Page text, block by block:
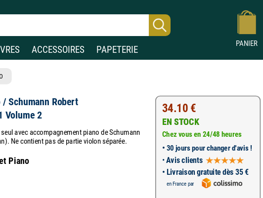
ACCESSOIRES PAPETERIE
PANIER
Schumann Robert
Volume 2
avec accompagnement piano de Schumann
Ne contient pas de partie violon séparée.
Piano
34.10 €
EN STOCK
Chez vous en 24/48 heures
• 30 jours pour changer d'avis !
•Avis clients
• Livraison gratuite dès 35 €
en France par